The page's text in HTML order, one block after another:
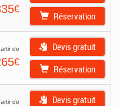
€
Réservation
de
€
Devis gratuit
Réservation
de
Devis gratuit